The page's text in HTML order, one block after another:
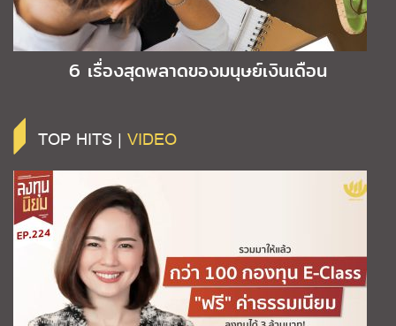
6 เรื่องสุดพลาดของมนุษย์เงินเดือน
TOP HITS | VIDEO